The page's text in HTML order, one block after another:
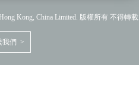
Kong, China Limited. 版權所有 不得轉載
我們 >